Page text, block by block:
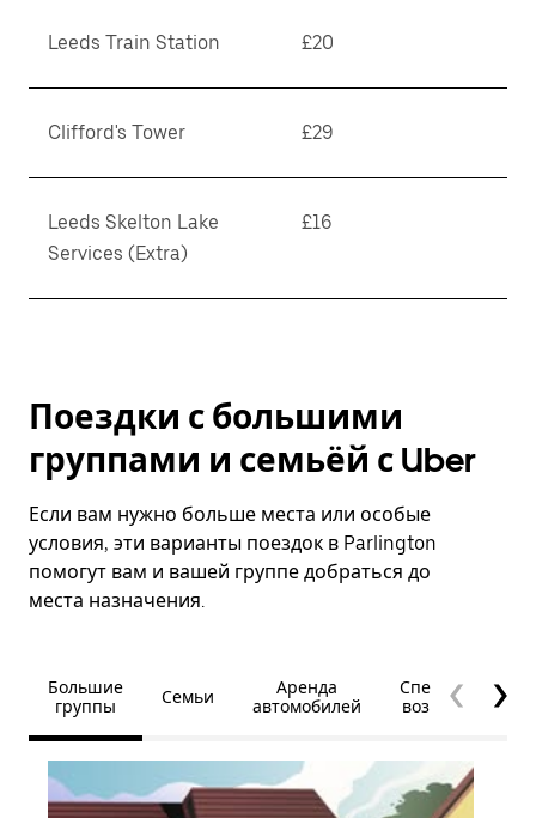
Leeds Train Station £20
Clifford's Tower £29
Leeds Skelton Lake
Services (Extra)
£16
Поездки с большими
группами и семьёй с Uber
Если вам нужно больше места или особые
условия, эти варианты поездок в Parlington
помогут вам и вашей группе добраться до
места назначения.
Большие
группы
Семьи
Аренда
автомобилей
Специальные
возможности